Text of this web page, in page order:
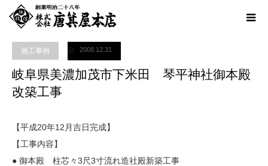
ホーム
ブログ
施工事例 神社工事 岐阜県美濃加茂市下米田 琴平神社御本
施工事例 2008.12.31
岐阜県美濃加茂市下米田 琴平神社御本殿
改築工事
【平成20年12月吉日完成】
【工事内容】
● 御本殿 柱芯々3尺3寸流れ造社殿新築工事